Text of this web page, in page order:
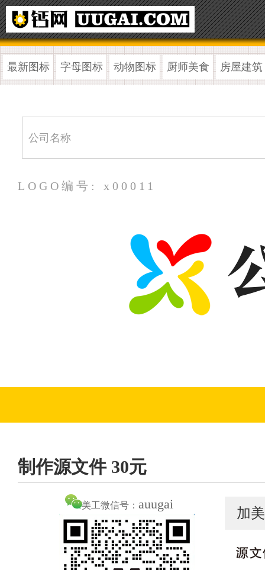
最新图标 字母图标 动物图标 厨师美食 房屋建筑
LOGO编号: x00011
制作源文件 30元
美工微信号： auugai
加